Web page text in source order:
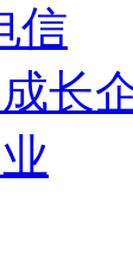
信
长